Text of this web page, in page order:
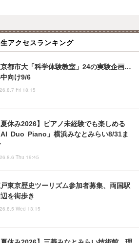
アクセスランキング
都市大「科学体験教室」24の実験企画…
向け9/6
Fri 18:15
夏休み2026】ピアノ未経験でも楽しめる
AI Duo Piano」横浜みなとみらい8/31ま
Thu 19:45
東京歴史ツーリズム参加者募集、両国駅
辺を街歩き
Wed 13:15